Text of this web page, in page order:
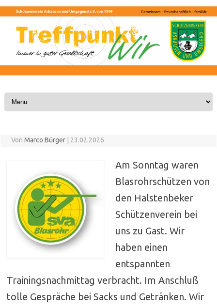
Skip to content
Von Marco Bürger 23.02.2026
Am Sonntag waren
Blasrohrschützen von
den Halstenbeker
Schützenverein bei
uns zu Gast. Wir
haben einen
entspannten
Trainingsnachmittag verbracht. Im Anschluß
tolle Gespräche bei Sacks und Getränken. Wir